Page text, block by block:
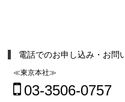
電話でのお申し込み・お問
≪東京本社≫
03-3506-0757